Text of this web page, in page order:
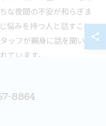
な夜間の不安が和らぎま
悩みを持つ人と話すこと
ッフが親身に話を聞いて
ています。
8864